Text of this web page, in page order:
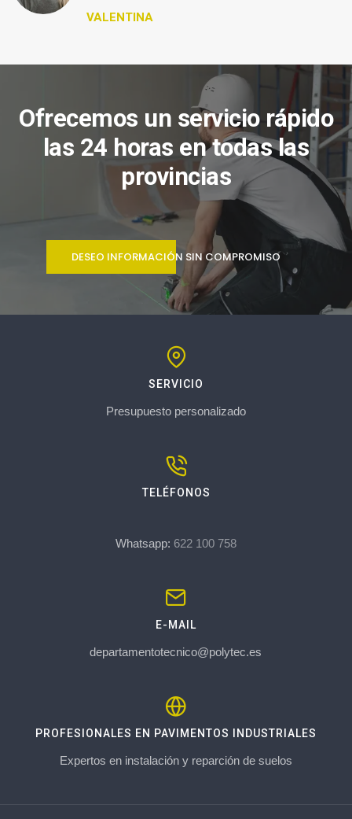
VALENTINA
Ofrecemos un servicio rápido
las 24 horas en todas las
provincias
DESEO INFORMACIÓN SIN COMPROMISO
SERVICIO
Presupuesto personalizado
TELÉFONOS
Whatsapp: 622 100 758
E-MAIL
departamentotecnico@polytec.es
PROFESIONALES EN PAVIMENTOS INDUSTRIALES
Expertos en instalación y reparción de suelos